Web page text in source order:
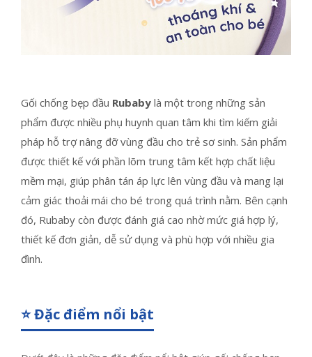
Gối chống bẹp đầu Rubaby là một trong những sản
phẩm được nhiều phụ huynh quan tâm khi tìm kiếm giải
pháp hỗ trợ nâng đỡ vùng đầu cho trẻ sơ sinh. Sản phẩm
được thiết kế với phần lõm trung tâm kết hợp chất liệu
mềm mại, giúp phân tán áp lực lên vùng đầu và mang lại
cảm giác thoải mái cho bé trong quá trình nằm. Bên cạnh
đó, Rubaby còn được đánh giá cao nhờ mức giá hợp lý,
thiết kế đơn giản, dễ sử dụng và phù hợp với nhiều gia
đình.
⭐ Đặc điểm nổi bật